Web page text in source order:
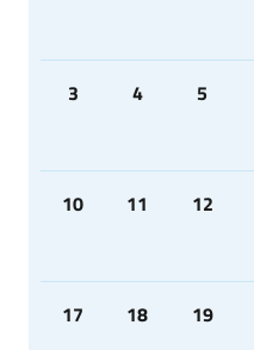
3 4 5
10 11 12
17 18 19